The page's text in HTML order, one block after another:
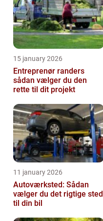
15 january 2026
Entreprenør randers
sådan vælger du den
rette til dit projekt
11 january 2026
Autoværksted: Sådan
vælger du det rigtige sted
til din bil